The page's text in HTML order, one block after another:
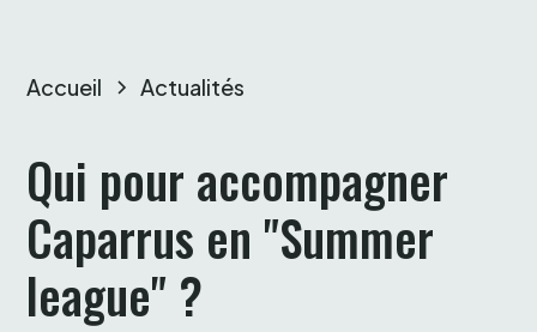
Accueil Actualités
Qui pour accompagner
Caparrus en "Summer
league" ?